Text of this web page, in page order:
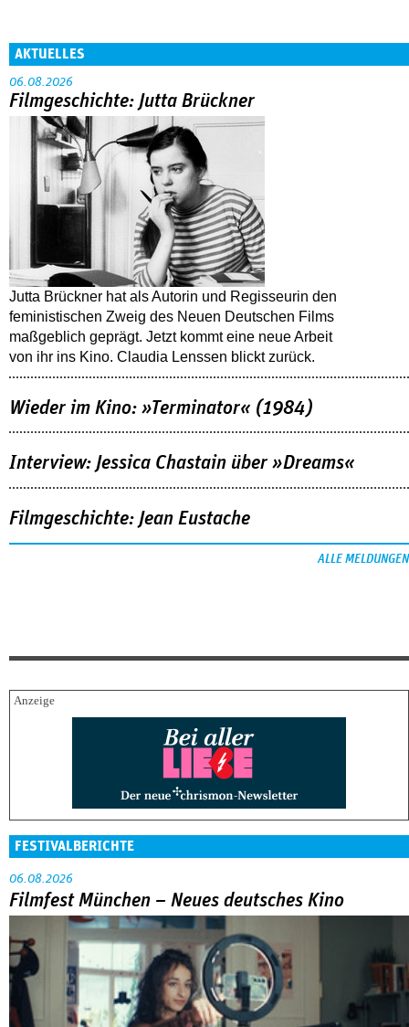
AKTUELLES
06.08.2026
Filmgeschichte: Jutta Brückner
Jutta Brückner hat als Autorin und Regisseurin den
feministischen Zweig des Neuen Deutschen Films
maßgeblich geprägt. Jetzt kommt eine neue Arbeit
von ihr ins Kino. Claudia Lenssen blickt zurück.
Wieder im Kino: »Terminator« (1984)
Interview: Jessica Chastain über »Dreams«
Filmgeschichte: Jean Eustache
ALLE MELDUNGEN
FESTIVALBERICHTE
06.08.2026
Filmfest München – Neues deutsches Kino